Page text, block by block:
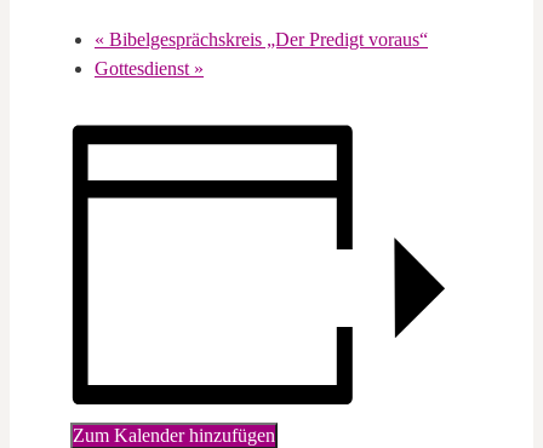
« Bibelgesprächskreis „Der Predigt voraus“
Gottesdienst »
Zum Kalender hinzufügen